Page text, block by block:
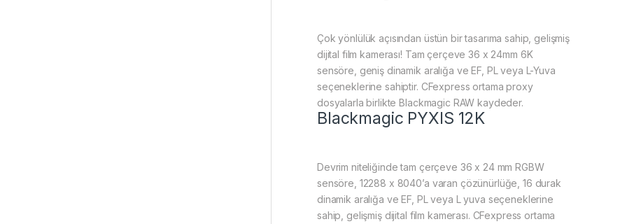
Çok yönlülük açısından üstün bir tasarıma sahip, gelişmiş
dijital film kamerası! Tam çerçeve 36 x 24mm 6K
sensöre, geniş dinamik aralığa ve EF, PL veya L-Yuva
seçeneklerine sahiptir. CFexpress ortama proxy
dosyalarla birlikte Blackmagic RAW kaydeder.
Blackmagic PYXIS 12K
Devrim niteliğinde tam çerçeve 36 x 24 mm RGBW
sensöre, 12288 x 8040’a varan çözünürlüğe, 16 durak
dinamik aralığa ve EF, PL veya L yuva seçeneklerine
sahip, gelişmiş dijital film kamerası. CFexpress ortama